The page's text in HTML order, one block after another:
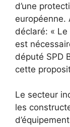
d’une
européenne.
déclaré: « Le
est
député SPD
cette
Le secteur
les